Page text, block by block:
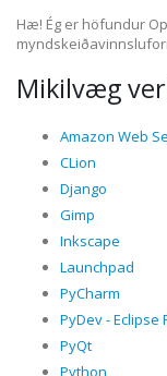
Hæ! Ég er höfundur
Mikilvæg
Amazon Web
CLion
Django
Gimp
Inkscape
Launchpad
PyCharm
PyDev - Eclipse
PyQt
Python